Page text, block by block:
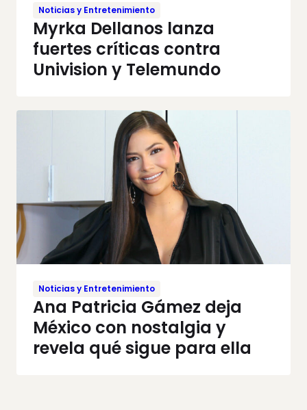
Noticias y Entretenimiento
Myrka Dellanos lanza
fuertes críticas contra
Univision y Telemundo
Noticias y Entretenimiento
Ana Patricia Gámez deja
México con nostalgia y
revela qué sigue para ella